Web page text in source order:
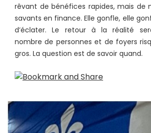
rêvant de bénéfices rapides, mais de
savants en finance. Elle gonfle, elle
d’éclater. Le retour à la réalité
nombre de personnes et de foyers
gros. La question est de savoir quand.